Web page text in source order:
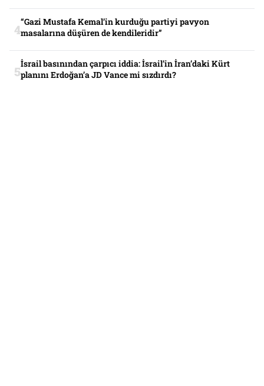
“Gazi Mustafa Kemal’in kurduğu partiyi pavyon
masalarına düşüren de kendileridir”
İsrail basınından çarpıcı iddia: İsrail’in İran’daki Kürt
planını Erdoğan’a JD Vance mi sızdırdı?